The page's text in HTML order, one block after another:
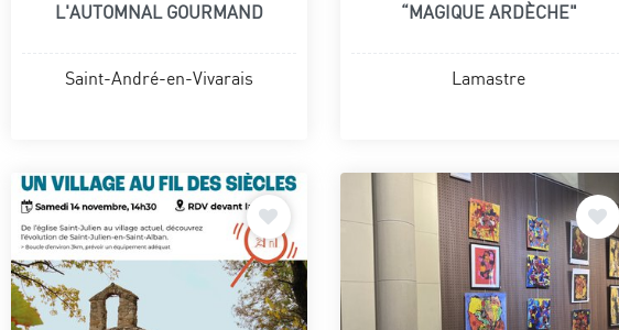
L'AUTOMNAL GOURMAND
Saint-André-en-Vivarais
“MAGIQUE ARDÈCHE"
Lamastre